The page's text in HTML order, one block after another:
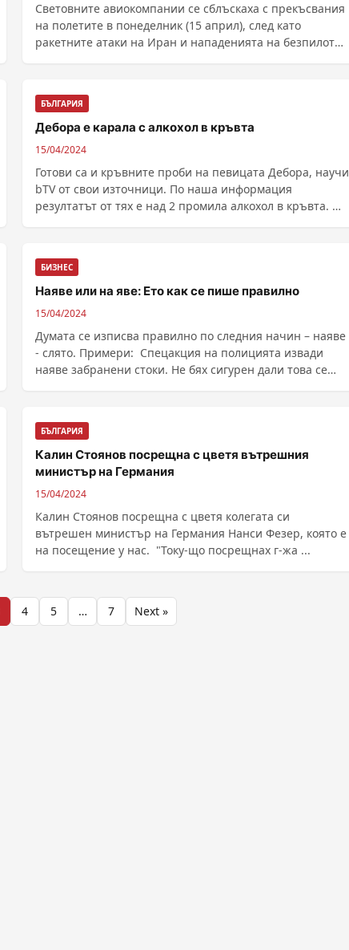
Световните авиокомпании се сблъскаха с прекъсвания
на полетите в понеделник (15 април), след като
ракетните атаки на Иран и нападенията на безпилотни
БЪЛГАРИЯ
Дебора е карала с алкохол в кръвта
15/04/2024
Готови са и кръвните проби на певицата Дебора, научи
bTV от свои източници. По наша информация
резултатът от тях е над 2 промила алкохол в кръвта.
БИЗНЕС
Наяве или на яве: Ето как се пише правилно
15/04/2024
Думата се изписва правилно по следния начин – наяве
- слято. Примери: Спецакция на полицията извади
наяве забранени стоки. Не бях сигурен дали това се
БЪЛГАРИЯ
Калин Стоянов посрещна с цветя вътрешния
министър на Германия
15/04/2024
Калин Стоянов посрещна с цветя колегата си
вътрешен министър на Германия Нанси Фезер, която е
на посещение у нас. "Току-що посрещнах г-жа ...
4 5 … 7 Next »